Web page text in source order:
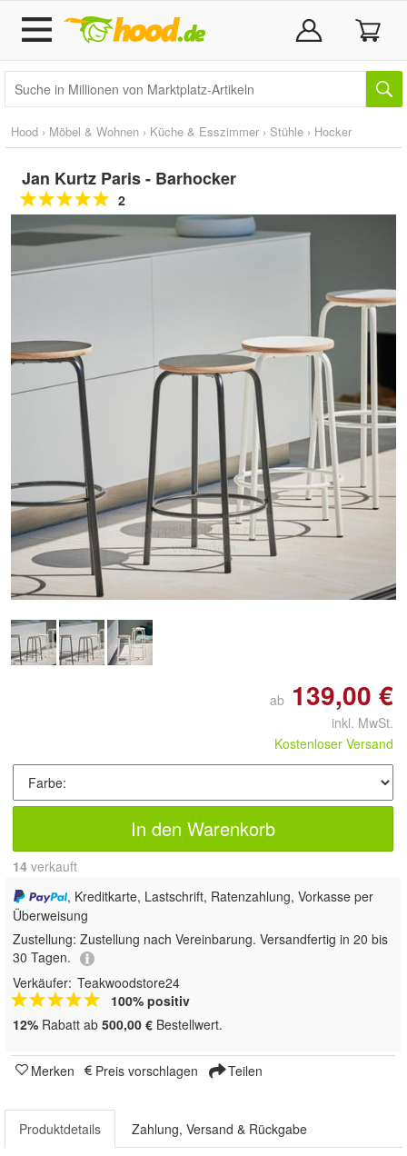
Hood › Möbel & Wohnen › Küche & Esszimmer › Stühle › Hocker
Jan Kurtz Paris - Barhocker
2
Doppelt antippen zum
vergrößern
ab 139,00 €
inkl. MwSt.
Kostenloser Versand
In den Warenkorb
14 verkauft
, Kreditkarte, Lastschrift, Ratenzahlung, Vorkasse per
Überweisung
Zustellung: Zustellung nach Vereinbarung. Versandfertig in 20 bis
30 Tagen.
Verkäufer: Teakwoodstore24
100% positiv
12% Rabatt ab 500,00 € Bestellwert.
Merken Preis vorschlagen Teilen
Produktdetails Zahlung, Versand & Rückgabe